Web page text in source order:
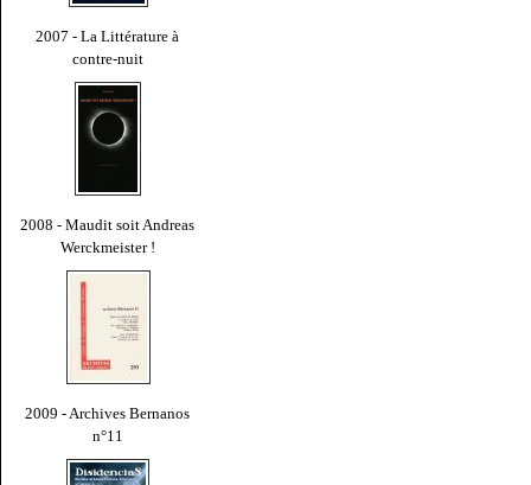
2007 - La Littérature à
contre-nuit
2008 - Maudit soit Andreas
Werckmeister !
2009 - Archives Bernanos
n°11